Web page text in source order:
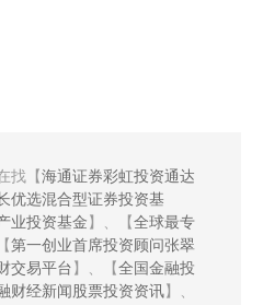
找【海通证券彩虹投资通达
优选混合型证券投资基
业投资基金 】、【 全球最专
第一创业首席投资顾问张翠
交易平台 】、【 全国金融投
财经新闻股票投资资讯 】、